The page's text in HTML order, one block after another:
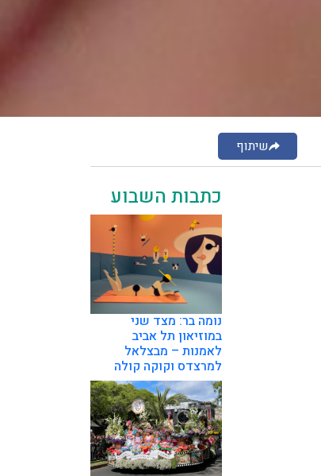
שיתוף
כתבות השבוע
נומה בר: מצד שני
במוזיאון תל אביב
לאמנות – מבצלאל
למרצדס וקוקה קולה